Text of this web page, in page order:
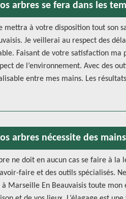
arbres se fera dans les
mettra à votre disposition tout son
Je veillerai au respect des
Faisant de votre satisfaction
de l’environnement. Avec des
entre mes mains. Les
arbres nécessite des
ne doit en aucun cas se faire à
faire et des outils spécialisés.
à Marseille En Beauvaisis toute